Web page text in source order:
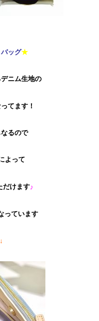
ッグ★
ニム生地の
てます！
るので
よって
だけます♪
っています